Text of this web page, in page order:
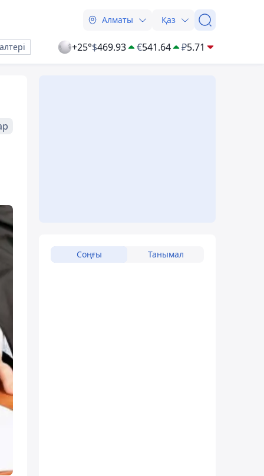
Алматы Қаз
+25°$469.93 €541.64 ₽5.71
Соңғы Танымал